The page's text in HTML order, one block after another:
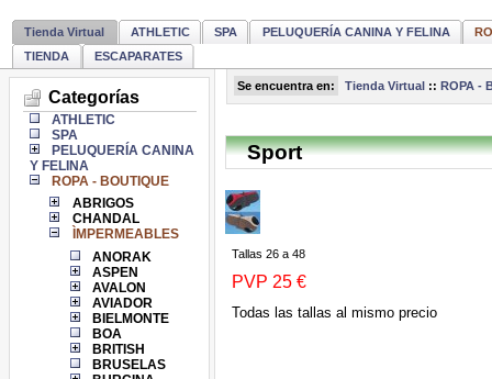
Tienda Virtual ATHLETIC SPA PELUQUERÍA CANINA Y FELINA
TIENDA
ESCAPARATES
Categorías
ATHLETIC
SPA
PELUQUERÍA CANINA
Y FELINA
ROPA - BOUTIQUE
ABRIGOS
CHANDAL
ÌMPERMEABLES
ANORAK
ASPEN
AVALON
AVIADOR
BIELMONTE
BOA
BRITISH
BRUSELAS
Se encuentra en: Tienda Virtual :: ROPA -
Sport
Tallas 26 a 48
PVP 25 €
Todas las tallas al mismo precio